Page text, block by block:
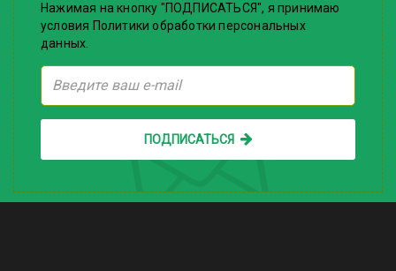
Нажимая на кнопку "ПОДПИСАТЬСЯ", я принимаю
условия Политики обработки персональных
данных.
ПОДПИСАТЬСЯ